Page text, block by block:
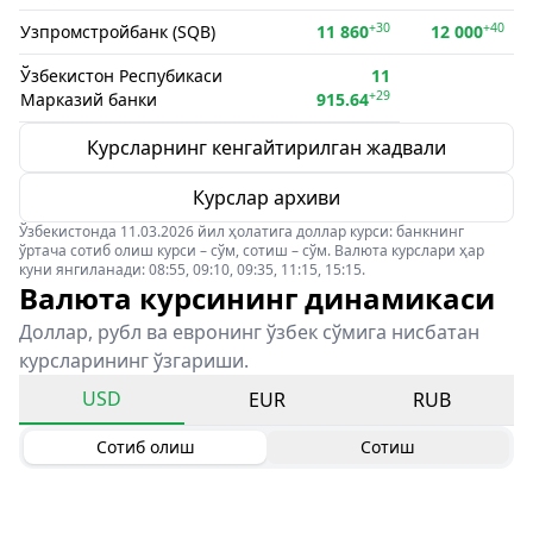
Узпромстройбанк (SQB) 11 860+30 12 000+40
Ўзбекистон Респубикаси
Марказий банки
11
915.64+29
Курсларнинг кенгайтирилган жадвали
Курслар архиви
Ўзбекистонда 11.03.2026 йил ҳолатига доллар курси: банкнинг
ўртача сотиб олиш курси – сўм, сотиш – сўм. Валюта курслари ҳар
куни янгиланади: 08:55, 09:10, 09:35, 11:15, 15:15.
Валюта курсининг динамикаси
Доллар, рубл ва евронинг ўзбек сўмига нисбатан
курсларининг ўзгариши.
USD
EUR RUB
Сотиб олиш Сотиш